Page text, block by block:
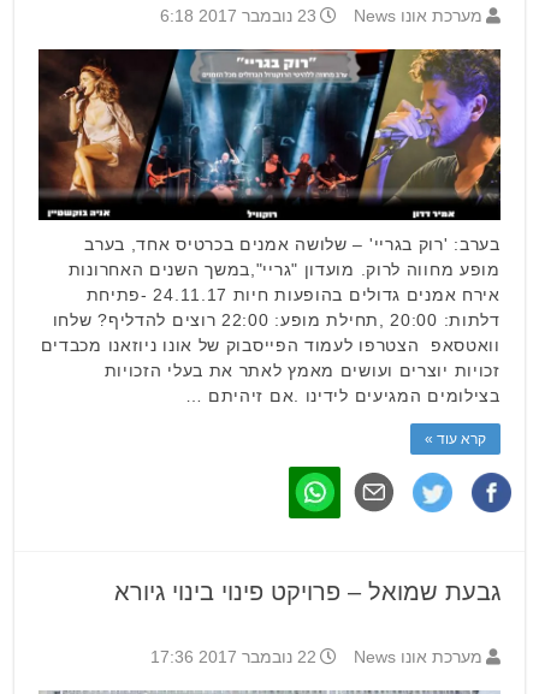
מערכת אונו News 23 נובמבר 2017 6:18
בערב: 'רוק בגריי' – שלושה אמנים בכרטיס אחד, בערב
מופע מחווה לרוק. מועדון "גריי",במשך השנים האחרונות
אירח אמנים גדולים בהופעות חיות 24.11.17 -פתיחת
דלתות: 20:00 ,תחילת מופע: 22:00 רוצים להדליף? שלחו
וואטסאפ הצטרפו לעמוד הפייסבוק של אונו ניוזאנו מכבדים
זכויות יוצרים ועושים מאמץ לאתר את בעלי הזכויות
בצילומים המגיעים לידינו .אם זיהיתם …
קרא עוד »
גבעת שמואל – פרויקט פינוי בינוי גיורא
מערכת אונו News 22 נובמבר 2017 17:36